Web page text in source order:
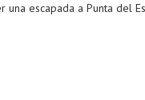
una escapada a Punta